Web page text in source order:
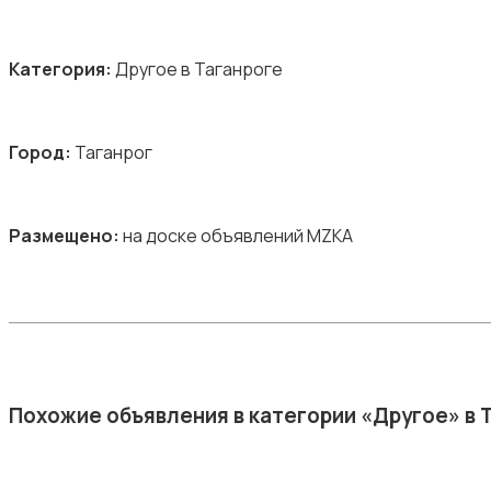
Категория: Другое в Таганроге
Город: Таганрог
Размещено: на доске объявлений MZKA
Похожие объявления в категории «Другое» в